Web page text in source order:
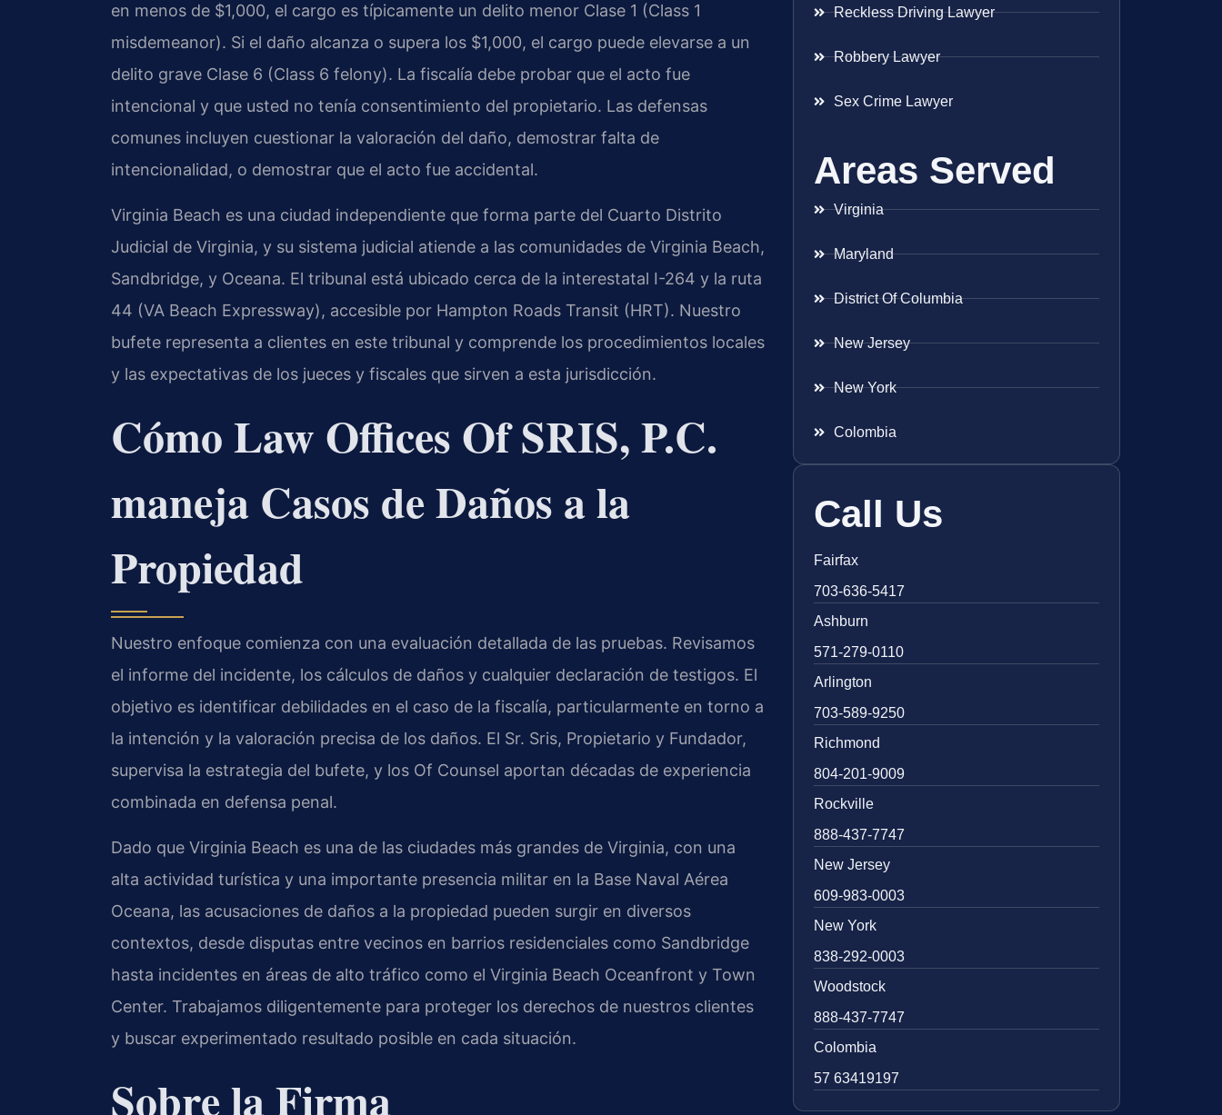
en menos de $1,000, el cargo es típicamente un delito menor Clase 1 (Class 1
misdemeanor). Si el daño alcanza o supera los $1,000, el cargo puede elevarse a un
delito grave Clase 6 (Class 6 felony). La fiscalía debe probar que el acto fue
intencional y que usted no tenía consentimiento del propietario. Las defensas
comunes incluyen cuestionar la valoración del daño, demostrar falta de
intencionalidad, o demostrar que el acto fue accidental.
Virginia Beach es una ciudad independiente que forma parte del Cuarto Distrito
Judicial de Virginia, y su sistema judicial atiende a las comunidades de Virginia Beach,
Sandbridge, y Oceana. El tribunal está ubicado cerca de la interestatal I-264 y la ruta
44 (VA Beach Expressway), accesible por Hampton Roads Transit (HRT). Nuestro
bufete representa a clientes en este tribunal y comprende los procedimientos locales
y las expectativas de los jueces y fiscales que sirven a esta jurisdicción.
Cómo Law Offices Of SRIS, P.C.
maneja Casos de Daños a la
Propiedad
Nuestro enfoque comienza con una evaluación detallada de las pruebas. Revisamos
el informe del incidente, los cálculos de daños y cualquier declaración de testigos. El
objetivo es identificar debilidades en el caso de la fiscalía, particularmente en torno a
la intención y la valoración precisa de los daños. El Sr. Sris, Propietario y Fundador,
supervisa la estrategia del bufete, y los Of Counsel aportan décadas de experiencia
combinada en defensa penal.
Dado que Virginia Beach es una de las ciudades más grandes de Virginia, con una
alta actividad turística y una importante presencia militar en la Base Naval Aérea
Oceana, las acusaciones de daños a la propiedad pueden surgir en diversos
contextos, desde disputas entre vecinos en barrios residenciales como Sandbridge
hasta incidentes en áreas de alto tráfico como el Virginia Beach Oceanfront y Town
Center. Trabajamos diligentemente para proteger los derechos de nuestros clientes
y buscar experimentado resultado posible en cada situación.
Sobre la Firma
Reckless Driving Lawyer
Robbery Lawyer
Sex Crime Lawyer
Areas Served
Virginia
Maryland
District Of Columbia
New Jersey
New York
Colombia
Call Us
Fairfax
703-636-5417
Ashburn
571-279-0110
Arlington
703-589-9250
Richmond
804-201-9009
Rockville
888-437-7747
New Jersey
609-983-0003
New York
838-292-0003
Woodstock
888-437-7747
Colombia
57 63419197